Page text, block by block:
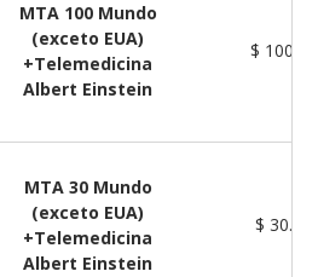
MTA 100 Mundo
(exceto EUA)
+Telemedicina
Albert Einstein
$
MTA 30 Mundo
(exceto EUA)
+Telemedicina
Albert Einstein
$